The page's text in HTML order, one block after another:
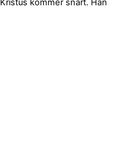
kommer snart. Han